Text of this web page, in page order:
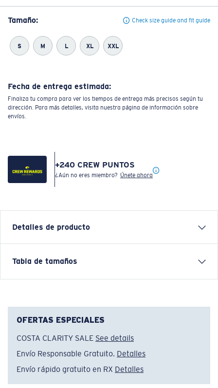
Tamaño: Check size guide and fit guide
S M L XL XXL
Fecha de entrega estimada:
Finaliza tu compra para ver los tiempos de entrega más precisos según tu
dirección. Para más detalles, visita nuestra página de información sobre
envíos.
+240 CREW PUNTOS
¿Aún no eres miembro? Únete ahora
Detalles de producto
Inspired by water and fueled by adventure, Costa T-
Artículo n.°:FQA401314-6FP
Tamaño:L
Tabla de tamaños
OFERTAS ESPECIALES
COSTA CLARITY SALE See details
Envío Responsable Gratuito. Detalles
Envío rápido gratuito en RX Detalles